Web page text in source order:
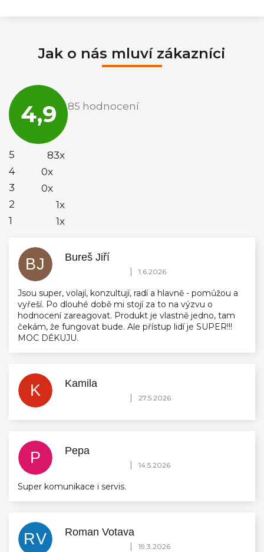
Jak o nás mluví zákazníci
4,9
obchodu
je
85 hodnocení
5
83x
4
0x
3
0x
2
1x
1
1x
BJ Bureš Jiří
Hodnocení obchodu je 5 z 5 hvězdiček.
| 1.6.2026
Jsou super, volají, konzultují, radí a hlavně - pomůžou a
vyřeší. Po dlouhé době mi stojí za to na výzvu o
hodnocení zareagovat. Produkt je vlastně jedno, tam
čekám, že fungovat bude. Ale přístup lidí je SUPER!!!
MOC DĚKUJU.
K Kamila
Hodnocení obchodu je 5 z 5 hvězdiček.
| 27.5.2026
P Pepa
Hodnocení obchodu je 5 z 5 hvězdiček.
| 14.5.2026
Super komunikace i servis.
RV Roman Votava
Hodnocení obchodu je 5 z 5 hvězdiček.
| 19.3.2026